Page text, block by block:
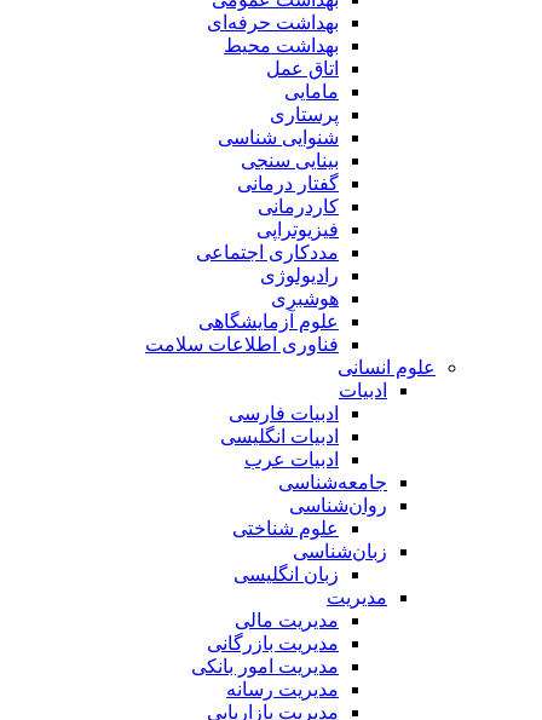
بهداشت حرفه‌ای
بهداشت محیط
اتاق عمل
مامایی
پرستاری
شنوایی شناسی
بینایی سنجی
گفتار درمانی
کاردرمانی
فیزیوتراپی
مددکاری اجتماعی
رادیولوژی
هوشبری
علوم آزمایشگاهی
فناوری اطلاعات سلامت
علوم انسانی
ادبیات
ادبیات فارسی
ادبیات انگلیسی
ادبیات عرب
جامعه‌شناسی
روان‌شناسی
علوم شناختی
زبان‌شناسی
زبان انگلیسی
مدیریت
مدیریت مالی
مدیریت بازرگانی
مدیریت امور بانکی
مدیریت رسانه
مدیریت بازاریابی